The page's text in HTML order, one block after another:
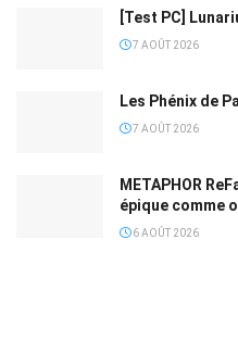
[Test PC]
7 AOÛT 2026
Les Phénix de
7 AOÛT 2026
METAPHOR
épique comme
6 AOÛT 2026